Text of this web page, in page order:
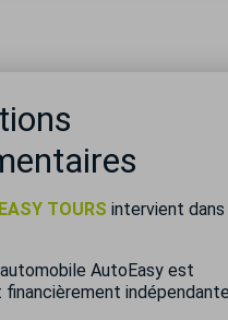
TOURS intervient
AutoEasy est